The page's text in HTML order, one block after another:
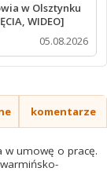
w Olsztynku
WIDEO]
05.08.2026
komentarze
w umowę o pracę.